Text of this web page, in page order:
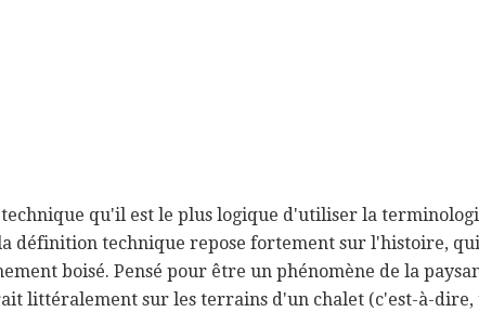
qu'il est le plus logique d'utiliser la
définition technique repose fortement sur l'histoire,
boisé. Pensé pour être un phénomène de la
littéralement sur les terrains d'un chalet (c'est-à-dire,